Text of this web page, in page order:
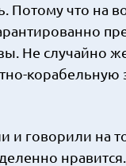
Потому что на
Не случайно
корабельную
и говорили на